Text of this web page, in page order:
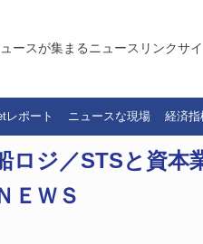
ースが集まるニュースリンクサイ
レポート ニュースな現場 経済指
ロジ／STSと資本
ＥＷＳ